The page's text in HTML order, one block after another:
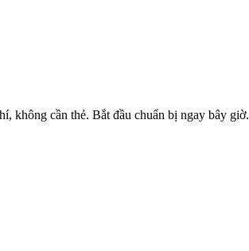
không cần thẻ. Bắt đầu chuẩn bị ngay bây giờ.